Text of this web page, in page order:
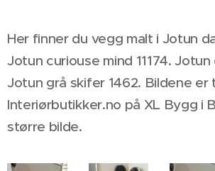
Her finner du vegg malt i Jotun
Jotun curiouse mind 11174.
Jotun grå skifer 1462. Bildene
Interiørbutikker.no på XL Bygg i
større bilde.